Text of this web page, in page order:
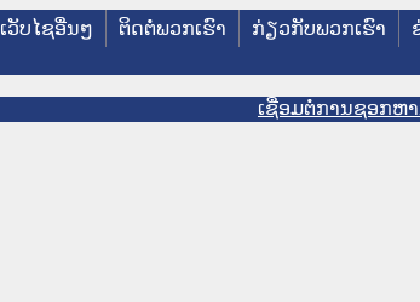
ເວັບໄຊອື່ນໆ ຕິດຕໍ່ພວກເຮົາ ກ່ຽວກັບພວກເຮົາ
ເຊື່ອມຕໍ່ການຊອກຫ